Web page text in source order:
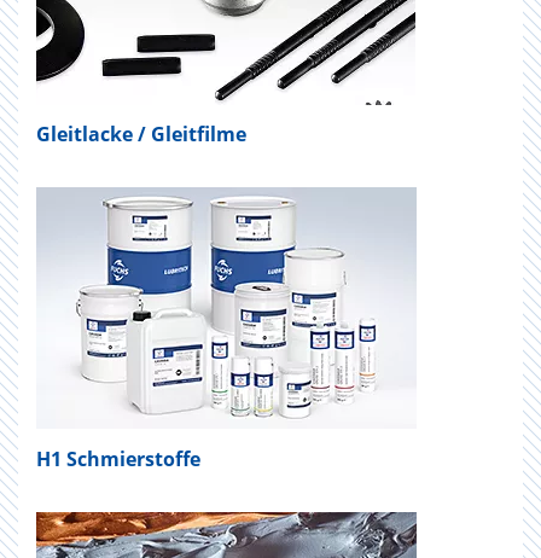
Gleitlacke / Gleitfilme
H1 Schmierstoffe